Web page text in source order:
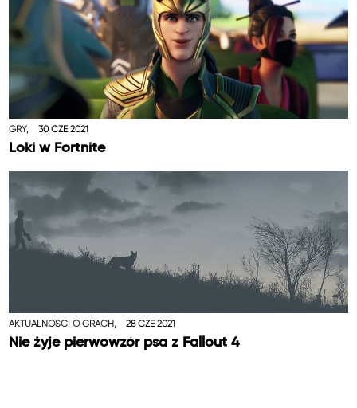
GRY, 30 CZE 2021
Loki w Fortnite
AKTUALNOŚCI O GRACH, 28 CZE 2021
Nie żyje pierwowzór psa z Fallout 4